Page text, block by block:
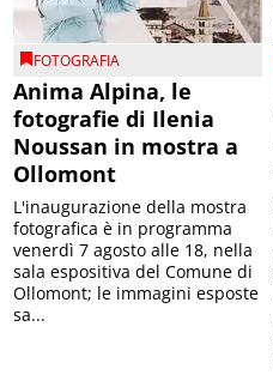
FOTOGRAFIA
Anima Alpina, le
fotografie di Ilenia
Noussan in mostra a
Ollomont
L'inaugurazione della mostra
fotografica è in programma
venerdì 7 agosto alle 18, nella
sala espositiva del Comune di
Ollomont; le immagini esposte
sa...